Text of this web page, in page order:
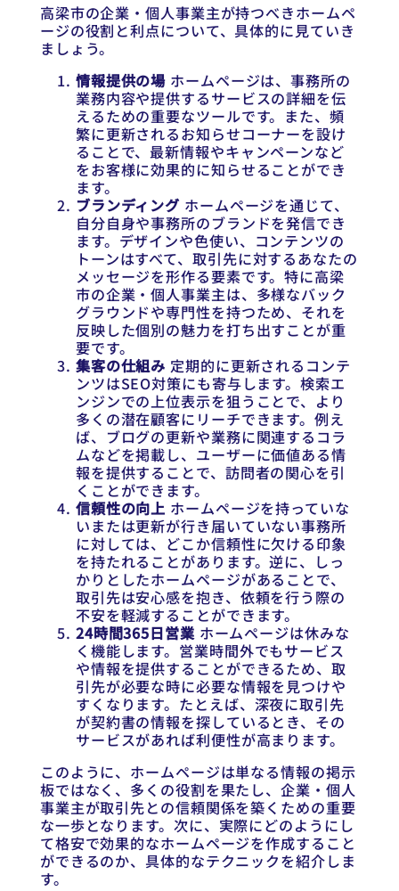
高梁市の企業・個人事業主が持つべきホームペ
ージの役割と利点について、具体的に見ていき
ましょう。
情報提供の場 ホームページは、事務所の
業務内容や提供するサービスの詳細を伝
えるための重要なツールです。また、頻
繁に更新されるお知らせコーナーを設け
ることで、最新情報やキャンペーンなど
をお客様に効果的に知らせることができ
ます。
ブランディング ホームページを通じて、
自分自身や事務所のブランドを発信でき
ます。デザインや色使い、コンテンツの
トーンはすべて、取引先に対するあなたの
メッセージを形作る要素です。特に高梁
市の企業・個人事業主は、多様なバック
グラウンドや専門性を持つため、それを
反映した個別の魅力を打ち出すことが重
要です。
集客の仕組み 定期的に更新されるコンテ
ンツはSEO対策にも寄与します。検索エ
ンジンでの上位表示を狙うことで、より
多くの潜在顧客にリーチできます。例え
ば、ブログの更新や業務に関連するコラ
ムなどを掲載し、ユーザーに価値ある情
報を提供することで、訪問者の関心を引
くことができます。
信頼性の向上 ホームページを持っていな
いまたは更新が行き届いていない事務所
に対しては、どこか信頼性に欠ける印象
を持たれることがあります。逆に、しっ
かりとしたホームページがあることで、
取引先は安心感を抱き、依頼を行う際の
不安を軽減することができます。
24時間365日営業ホームページは休みな
く機能します。営業時間外でもサービス
や情報を提供することができるため、取
引先が必要な時に必要な情報を見つけや
すくなります。たとえば、深夜に取引先
が契約書の情報を探しているとき、その
サービスがあれば利便性が高まります。
このように、ホームページは単なる情報の掲示
板ではなく、多くの役割を果たし、企業・個人
事業主が取引先との信頼関係を築くための重要
な一歩となります。次に、実際にどのようにし
て格安で効果的なホームページを作成すること
ができるのか、具体的なテクニックを紹介しま
す。